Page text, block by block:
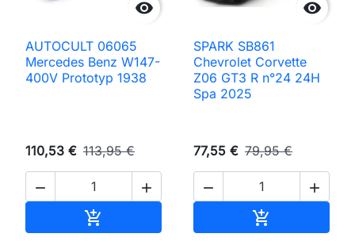

AUTOCULT 06065
Mercedes Benz W147-
400V Prototyp 1938
110,53 € 113,95 €
 


SPARK SB861
Chevrolet Corvette
Z06 GT3 R n°24 24H
Spa 2025
77,55 € 79,95 €
 
